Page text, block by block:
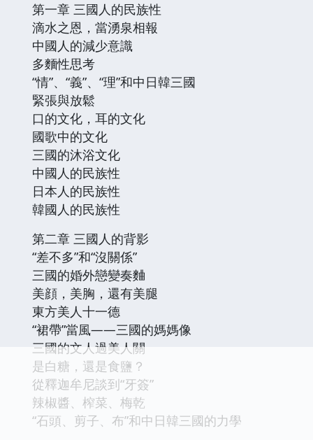
第一章 三國人的民族性
滴水之恩，當湧泉相報
中國人的減少意識
多麵性思考
“情”、“義”、“理”和中日韓三國
緊張與放鬆
口的文化，耳的文化
國歌中的文化
三國的沐浴文化
中國人的民族性
日本人的民族性
韓國人的民族性
第二章 三國人的背影
“差不多”和“沒關係”
三國的婚外戀變奏麯
美顔，美胸，還有美腿
東方美人十一德
“裙帶”當風——三國的媽媽像
三國的文人過美人關
是白糖，還是食鹽？
從釋迦牟尼談到“牙簽”
辣椒醬、榨菜、梅乾
“石頭、剪子、布”和中日韓三國的力學